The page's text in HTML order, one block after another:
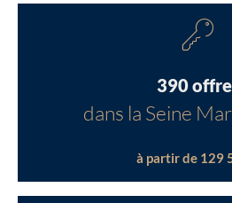
390
dans la Seine
à partir de 129